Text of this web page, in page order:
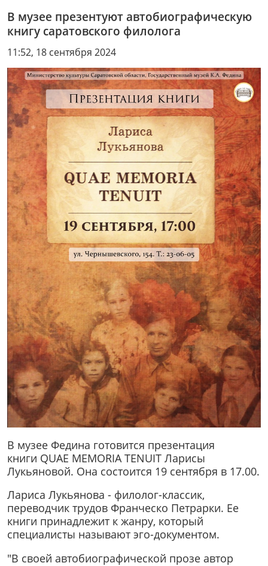
В музее презентуют автобиографическую
книгу саратовского филолога
11:52, 18 сентября 2024
В музее Федина готовится презентация
книги QUAE MEMORIA TENUIT Ларисы
Лукьяновой. Она состоится 19 сентября в 17.00.
Лариса Лукьянова - филолог-классик,
переводчик трудов Франческо Петрарки. Ее
книги принадлежит к жанру, который
специалисты называют эго-документом.
"В своей автобиографической прозе автор